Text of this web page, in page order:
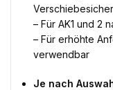
– Für AK1 und 2
– Für erhöhte
verwendbar
Je nach